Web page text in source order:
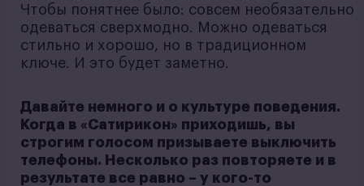
Чтобы понятнее было: совсем необязательно
одеваться сверхмодно. Можно одеваться
стильно и хорошо, но в традиционном
ключе. И это будет заметно.
Давайте немного и о культуре поведения.
Когда в «Сатирикон» приходишь, вы
строгим голосом призываете выключить
телефоны. Несколько раз повторяете и в
результате все равно – у кого-то